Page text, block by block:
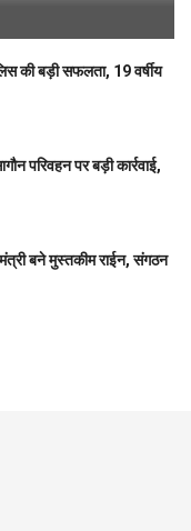
की बड़ी सफलता, 19 वर्षीय
परिवहन पर बड़ी कार्रवाई,
बने मुस्तकीम राईन, संगठन